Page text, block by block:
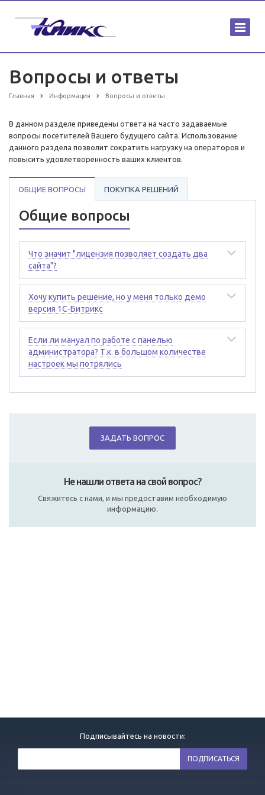
Вопросы и ответы
Главная Информация Вопросы и ответы
В данном разделе приведены ответа на часто задаваемые
вопросы посетителей Вашего будущего сайта. Использование
данного раздела позволит сократить нагрузку на операторов и
повысить удовлетворенность ваших клиентов.
ОБЩИЕ ВОПРОСЫ ПОКУПКА РЕШЕНИЙ
Общие вопросы
Что значит "лицензия позволяет создать два
сайта"?
Хочу купить решение, но у меня только демо
версия 1С-Битрикс
Если ли мануал по работе с панелью
администратора? Т.к. в большом количестве
настроек мы потрялись
ЗАДАТЬ ВОПРОС
Не нашли ответа на свой вопрос?
Свяжитесь с нами, и мы предоставим необходимую
информацию.
Подписывайтесь на новости: